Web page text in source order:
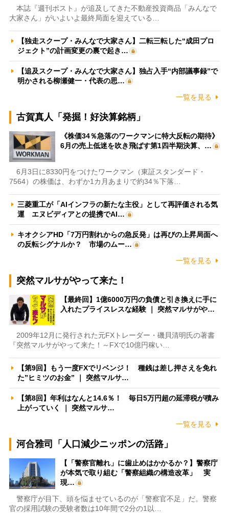
本誌『週刊ポスト』が追及してきた不動産投資商品「みんなで
大家さん」がいよいよ最終局面を迎えている…
【独走スクープ・みんなで大家さん】二転三転した“成田プロ
ジェクト”の計画変更の裏で起き…
【追及スクープ・みんなで大家さん】独占入手“内部議事録”で
明かされる柳瀬健一・代表の思…
一覧を見る
古賀真人「発掘！好決算銘柄」
《株価34％急落のワークマンに特大反転の期待》
6月の売上低迷を吹き飛ばす第1四半期決算、…
6月3日に8330円をつけたワークマン（東証スタンダード・
7564）の株価は、わずか1カ月あまりで約34％下落…
三菱重工が「AIインフラの新たな主役」として再評価される気
運 エヌビディアとの提携でAI…
キオクシアHD「7万円割れからの急反発」は再びの上昇局面へ
の反転シグナルか？ 市場のムー…
一覧を見る
突然マルサがやって来た！
【最終回】1億6000万円の負債と引き換えに手に
入れたプライスレスな経験 ｜ 突然マルサがや…
2009年12月に発行された元FXトレーダー・磯貝清明氏の著書
『突然マルサがやって来た！～FXで10億円稼い…
【第9回】もう一度FXでリベンジ！ 種銭は差し押さえを免れ
た”ヒミツのお金” ｜ 突然マルサ…
【第8回】年利はなんと14.6％！ 毎日5万円超の延滞税が積み
上がっていく ｜ 突然マルサ…
一覧を見る
河合雅司「人口減少ニッポンの活路」
【「警察官離れ」に歯止めはかかるか？】警察庁
が本気で取り組む「警察組織の構造改革」 実
現…
警察庁が目下、頭を悩ませているのが「警察官不足」だ。警察
官の採用試験の受験者数は10年間で2分の1以…